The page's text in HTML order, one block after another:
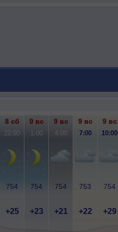
8 сб 9 вс 9 вс 9 вс 9 вс
22:00 1:00 4:00 7:00 10:00
754 754 754 753 754
+25 +23 +21 +22 +29